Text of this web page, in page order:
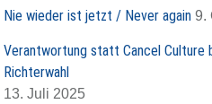
n
c
h
:
Nie wieder ist jetzt / Never again 9.
Verantwortung statt Cancel Culture
Richterwahl
13. Juli 2025